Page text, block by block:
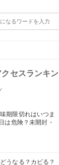
セスランキン
期限切れはいつま
は危険？未開封・
うなる？カビる？